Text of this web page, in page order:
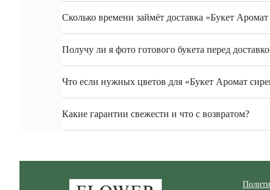
Сколько времени займёт доставка «Букет
Получу ли я фото готового букета перед
Что если нужных цветов для «Букет Аромат
Какие гарантии свежести и что с возвратом?